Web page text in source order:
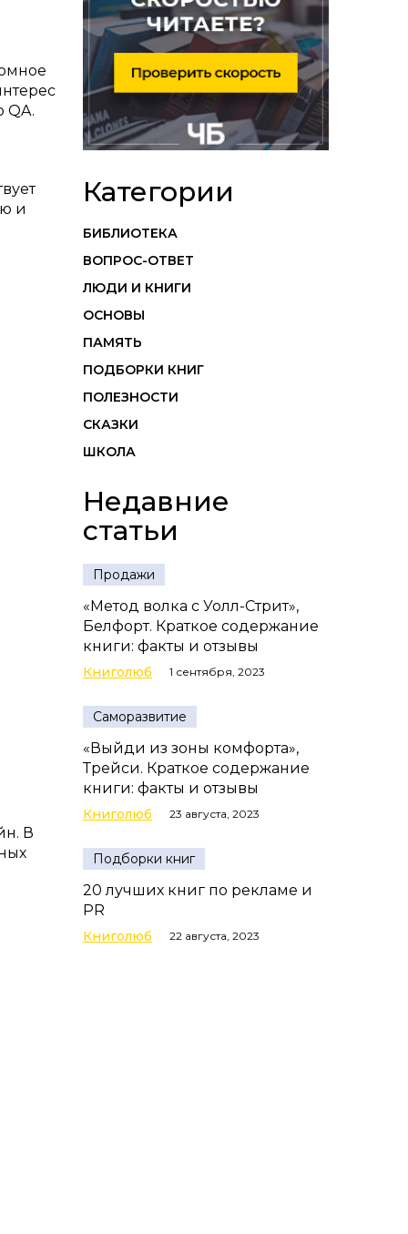
QA.
и
В
Категории
БИБЛИОТЕКА
ВОПРОС-ОТВЕТ
ЛЮДИ И КНИГИ
ОСНОВЫ
ПАМЯТЬ
ПОДБОРКИ КНИГ
ПОЛЕЗНОСТИ
СКАЗКИ
ШКОЛА
Недавние
статьи
Продажи
«Метод волка с Уолл-Стрит»,
Белфорт. Краткое содержание
книги: факты и отзывы
Книголюб 1 сентября, 2023
Саморазвитие
«Выйди из зоны комфорта»,
Трейси. Краткое содержание
книги: факты и отзывы
Книголюб 23 августа, 2023
Подборки книг
20 лучших книг по рекламе и
PR
Книголюб 22 августа, 2023